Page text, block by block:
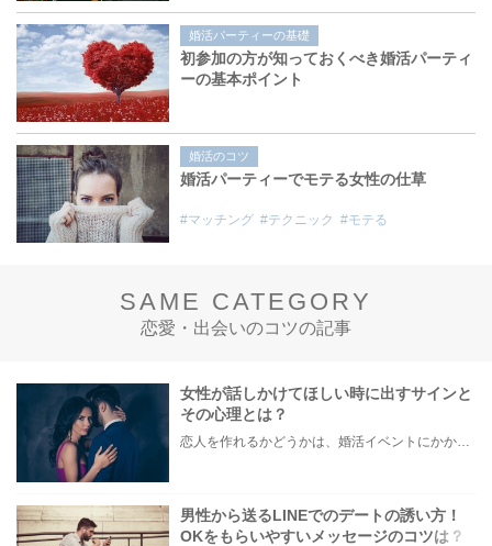
婚活パーティーの基礎
初参加の方が知っておくべき婚活パーティ
ーの基本ポイント
婚活のコツ
婚活パーティーでモテる女性の仕草
#マッチング #テクニック #モテる
SAME CATEGORY
恋愛・出会いのコツの記事
女性が話しかけてほしい時に出すサインと
その心理とは？
男性から送るLINEでのデートの誘い方！
OKをもらいやすいメッセージのコツは？